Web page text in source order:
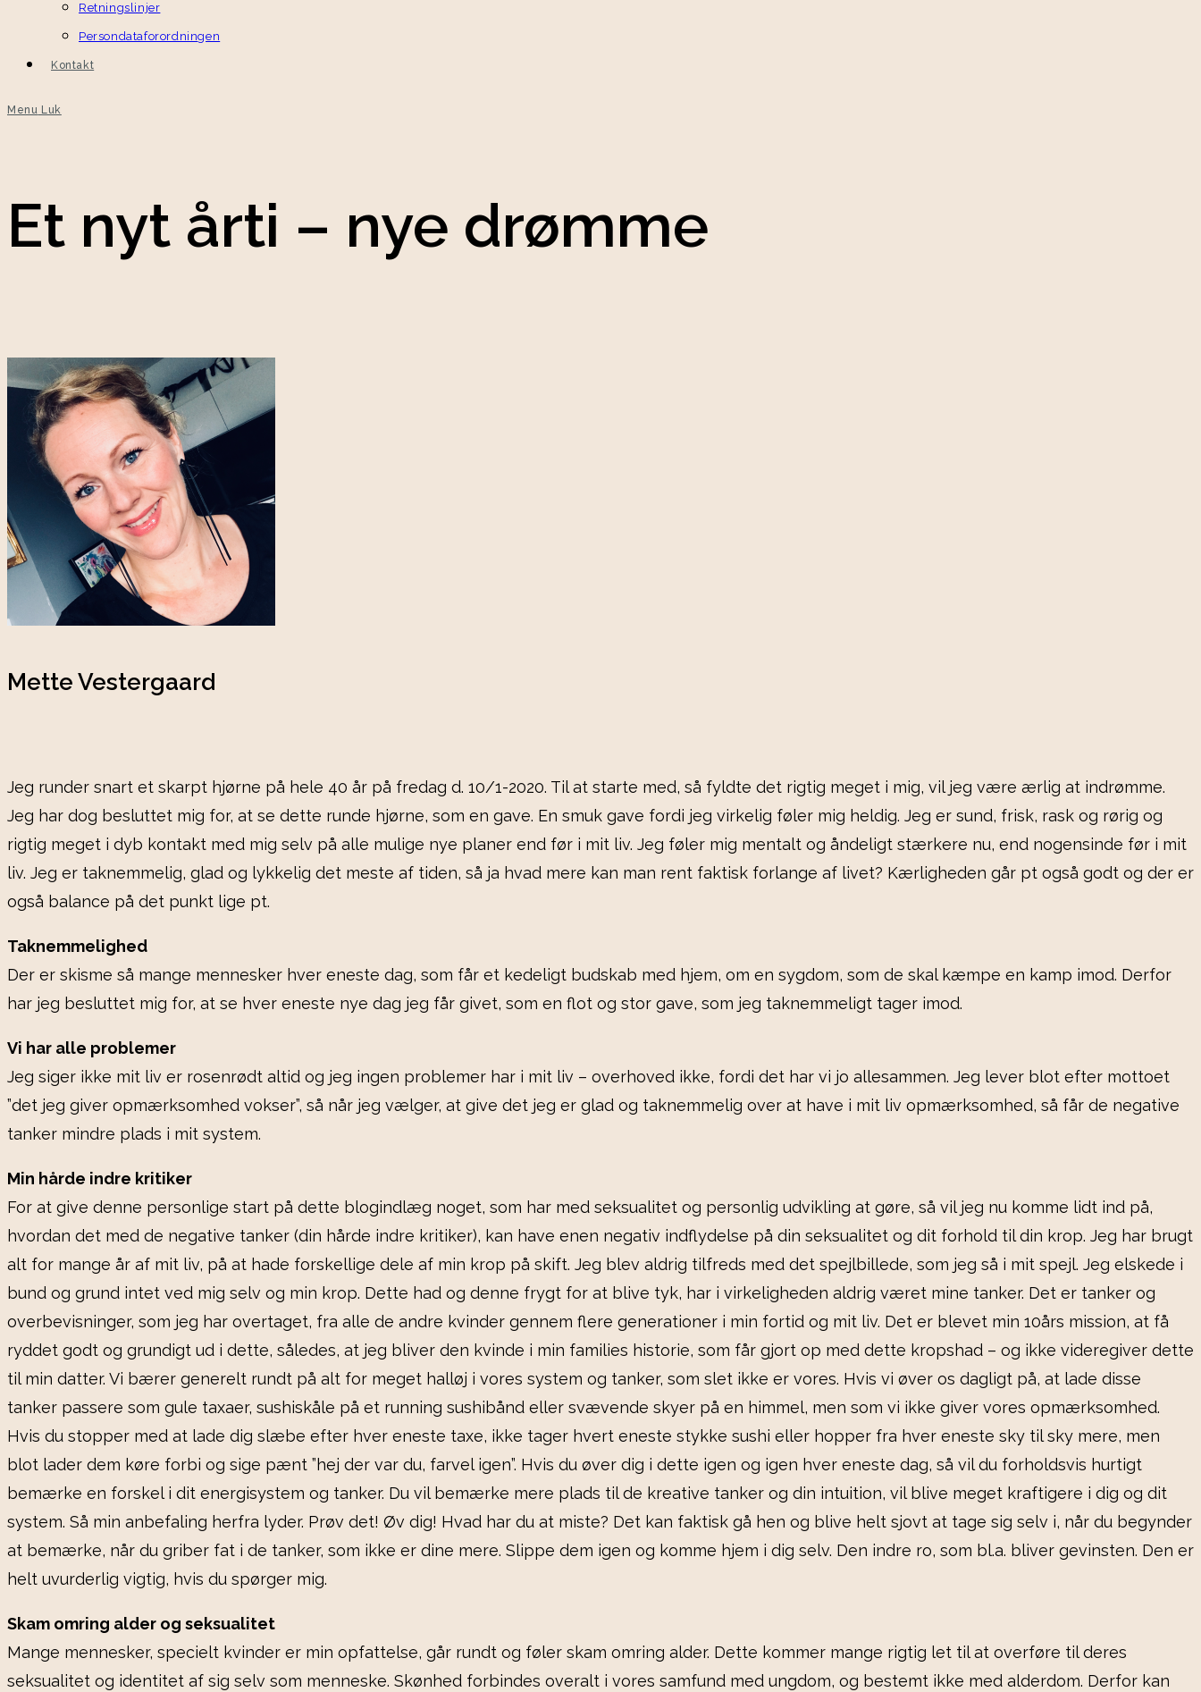
Retningslinjer
Persondataforordningen
Kontakt
Menu Luk
Et nyt årti – nye drømme
Mette Vestergaard
Jeg runder snart et skarpt hjørne på hele 40 år på fredag d. 10/1-2020. Til at starte med, så fyldte det rigtig meget i mig, vil jeg være ærlig at indrømme.
Jeg har dog besluttet mig for, at se dette runde hjørne, som en gave. En smuk gave fordi jeg virkelig føler mig heldig. Jeg er sund, frisk, rask og rørig og
rigtig meget i dyb kontakt med mig selv på alle mulige nye planer end før i mit liv. Jeg føler mig mentalt og åndeligt stærkere nu, end nogensinde før i mit
liv. Jeg er taknemmelig, glad og lykkelig det meste af tiden, så ja hvad mere kan man rent faktisk forlange af livet? Kærligheden går pt også godt og der er
også balance på det punkt lige pt.
Taknemmelighed
Der er skisme så mange mennesker hver eneste dag, som får et kedeligt budskab med hjem, om en sygdom, som de skal kæmpe en kamp imod. Derfor
har jeg besluttet mig for, at se hver eneste nye dag jeg får givet, som en flot og stor gave, som jeg taknemmeligt tager imod.
Vi har alle problemer
Jeg siger ikke mit liv er rosenrødt altid og jeg ingen problemer har i mit liv – overhoved ikke, fordi det har vi jo allesammen. Jeg lever blot efter mottoet
”det jeg giver opmærksomhed vokser”, så når jeg vælger, at give det jeg er glad og taknemmelig over at have i mit liv opmærksomhed, så får de negative
tanker mindre plads i mit system.
Min hårde indre kritiker
For at give denne personlige start på dette blogindlæg noget, som har med seksualitet og personlig udvikling at gøre, så vil jeg nu komme lidt ind på,
hvordan det med de negative tanker (din hårde indre kritiker), kan have enen negativ indflydelse på din seksualitet og dit forhold til din krop. Jeg har brugt
alt for mange år af mit liv, på at hade forskellige dele af min krop på skift. Jeg blev aldrig tilfreds med det spejlbillede, som jeg så i mit spejl. Jeg elskede i
bund og grund intet ved mig selv og min krop. Dette had og denne frygt for at blive tyk, har i virkeligheden aldrig været mine tanker. Det er tanker og
overbevisninger, som jeg har overtaget, fra alle de andre kvinder gennem flere generationer i min fortid og mit liv. Det er blevet min 10års mission, at få
ryddet godt og grundigt ud i dette, således, at jeg bliver den kvinde i min families historie, som får gjort op med dette kropshad – og ikke videregiver dette
til min datter. Vi bærer generelt rundt på alt for meget halløj i vores system og tanker, som slet ikke er vores. Hvis vi øver os dagligt på, at lade disse
tanker passere som gule taxaer, sushiskåle på et running sushibånd eller svævende skyer på en himmel, men som vi ikke giver vores opmærksomhed.
Hvis du stopper med at lade dig slæbe efter hver eneste taxe, ikke tager hvert eneste stykke sushi eller hopper fra hver eneste sky til sky mere, men
blot lader dem køre forbi og sige pænt ”hej der var du, farvel igen”. Hvis du øver dig i dette igen og igen hver eneste dag, så vil du forholdsvis hurtigt
bemærke en forskel i dit energisystem og tanker. Du vil bemærke mere plads til de kreative tanker og din intuition, vil blive meget kraftigere i dig og dit
system. Så min anbefaling herfra lyder. Prøv det! Øv dig! Hvad har du at miste? Det kan faktisk gå hen og blive helt sjovt at tage sig selv i, når du begynder
at bemærke, når du griber fat i de tanker, som ikke er dine mere. Slippe dem igen og komme hjem i dig selv. Den indre ro, som bl.a. bliver gevinsten. Den er
helt uvurderlig vigtig, hvis du spørger mig.
Skam omring alder og seksualitet
Mange mennesker, specielt kvinder er min opfattelse, går rundt og føler skam omring alder. Dette kommer mange rigtig let til at overføre til deres
seksualitet og identitet af sig selv som menneske. Skønhed forbindes overalt i vores samfund med ungdom, og bestemt ikke med alderdom. Derfor kan